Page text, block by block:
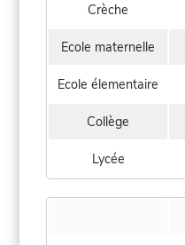
Crèche
Ecole maternelle
Ecole élementaire
Collège
Lycée